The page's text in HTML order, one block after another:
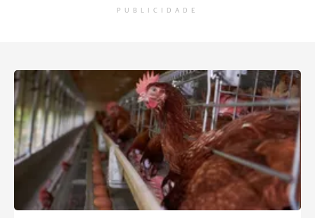
PUBLICIDADE